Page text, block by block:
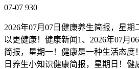
07-07 930
2026年07月07日健康养生简报，星
以更健康！健康新闻1、2026年07月
简报，星期一！健康是一种生活态度
日养生小知识健康简报，星期日！健